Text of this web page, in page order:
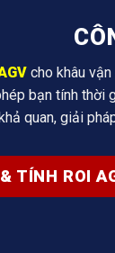
cho khâu vận
bạn tính thời
quan, giải
TÍNH ROI